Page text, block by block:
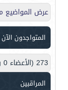
عرض المواضيع من 41 إلى 60 من
المتواجدون الآن
273 (الأعضاء 0 والزوار 273)
المراقبين